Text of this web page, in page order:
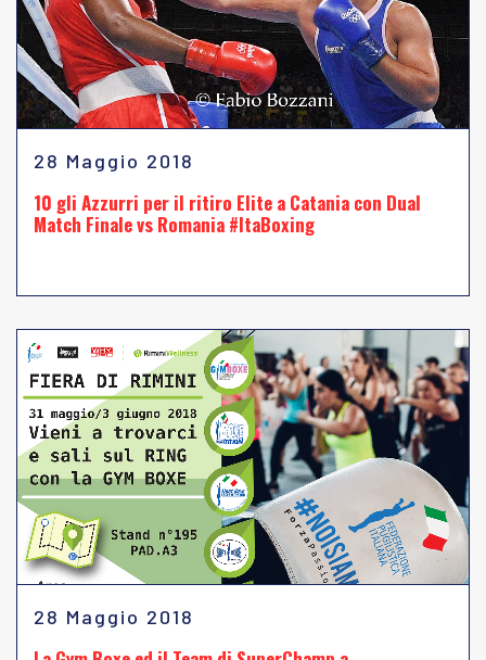
28 Maggio 2018
10 gli Azzurri per il ritiro Elite a Catania con Dual
Match Finale vs Romania #ItaBoxing
28 Maggio 2018